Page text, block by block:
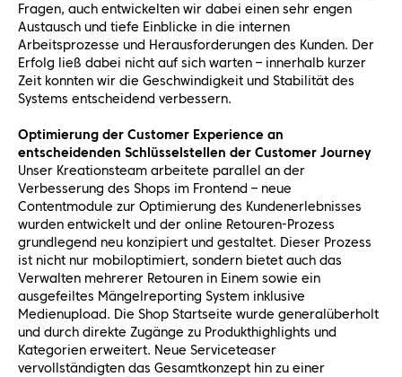
Fragen, auch entwickelten wir dabei einen sehr engen
Austausch und tiefe Einblicke in die internen
Arbeitsprozesse und Herausforderungen des Kunden. Der
Erfolg ließ dabei nicht auf sich warten – innerhalb kurzer
Zeit konnten wir die Geschwindigkeit und Stabilität des
Systems entscheidend verbessern.
Optimierung der Customer Experience an
entscheidenden Schlüsselstellen der Customer Journey
Unser Kreationsteam arbeitete parallel an der
Verbesserung des Shops im Frontend – neue
Contentmodule zur Optimierung des Kundenerlebnisses
wurden entwickelt und der online Retouren-Prozess
grundlegend neu konzipiert und gestaltet. Dieser Prozess
ist nicht nur mobiloptimiert, sondern bietet auch das
Verwalten mehrerer Retouren in Einem sowie ein
ausgefeiltes Mängelreporting System inklusive
Medienupload. Die Shop Startseite wurde generalüberholt
und durch direkte Zugänge zu Produkthighlights und
Kategorien erweitert. Neue Serviceteaser
vervollständigten das Gesamtkonzept hin zu einer